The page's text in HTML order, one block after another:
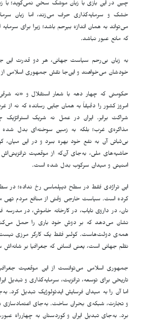
چین در این بازی با زبان موشک سخن نمی‌گوید؛ با
خشک و سرمایه‌گذاری حرف می‌زند، اما زبان
می‌تواند به همان اندازه بیرحم باشد؛ زیرا برای
که مانع عبور نباشد.
به زبان بی‌رحم سیاست جهانی، هر دو قدرت این
خودشان می‌خواهند و این‌جا نقش جمهوری اسلامی
حکومتی که چهار دهه با شعار استقلال و «نه
امروز کشور را دقیقاً به همان جایی رسانده که نه از
شراکت برابر. ایران در عمل نه شریک استراتژیک
مذاکره‌ی غرب؛ بلکه به زمین سوخته‌ای بدل
بی‌ثباتی آن به نفع خود بهره ببرد و در این میان،
حاشیه‌های ملی، به‌جای آن‌که از موقعیت
امنیتی و میدان سرکوب بدل شده است.
این تراژدی فقط در سطح دیپلماسی رخ نداده؛ در
کرده است. سیاست خارجی وقتی از منافع مردم
نان، در داروی نایاب، در کارخانه خاموش، در
نشان می‌دهد که بر دوش خود باری را حمل
همه‌ی دولت‌هاست. کولبر فقط یک کارگر مرزی
نظم جهانی است، یعنی انسانی که جغرافیا بر
جمهوری اسلامی می‌توانست از این موقعیت
تاریخی برای توسعه، ترانزیت، سرمایه‌گذاری و تبدیل
اما آن را به میدان فرسایش ایدئولوژیک تبدیل کرد.
و تجارت، شبکه‌ی بحران ساخت. به‌جای اعتمادسازی
برد. به‌جای تبدیل ایران و کوردستان به چهارراه